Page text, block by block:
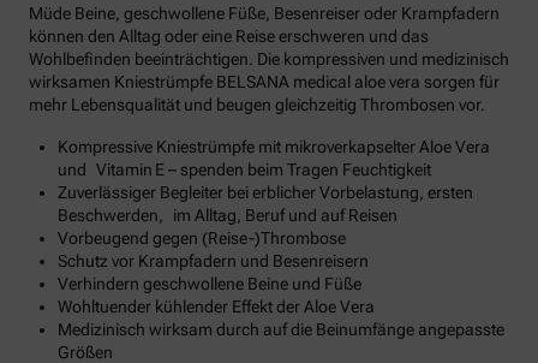
Müde Beine, geschwollene Füße, Besenreiser oder Krampfadern
können den Alltag oder eine Reise erschweren und das
Wohlbefinden beeinträchtigen. Die kompressiven und medizinisch
wirksamen Kniestrümpfe BELSANA medical aloe vera sorgen für
mehr Lebensqualität und beugen gleichzeitig Thrombosen vor.
Kompressive Kniestrümpfe mit mikroverkapselter Aloe Vera
und Vitamin E – spenden beim Tragen Feuchtigkeit
Zuverlässiger Begleiter bei erblicher Vorbelastung, ersten
Beschwerden, im Alltag, Beruf und auf Reisen
Vorbeugend gegen (Reise-)Thrombose
Schutz vor Krampfadern und Besenreisern
Verhindern geschwollene Beine und Füße
Wohltuender kühlender Effekt der Aloe Vera
Medizinisch wirksam durch auf die Beinumfänge angepasste
Größen